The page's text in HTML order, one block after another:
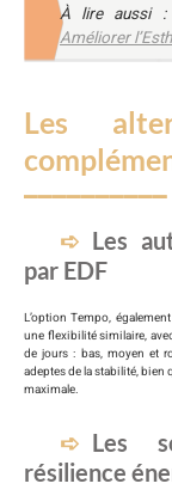
À lire aussi :
Améliorer
Les
Les
par EDF
L’option Tempo,
une flexibilité similaire,
de jours : bas, moyen et
adeptes de la stabilité,
maximale.
Les
résilience